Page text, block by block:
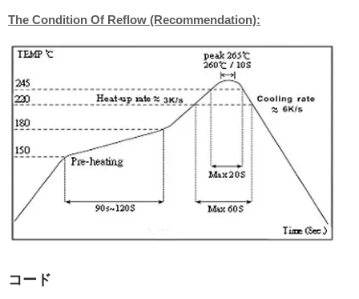
The Condition Of Reflow (Recommendation):
コード